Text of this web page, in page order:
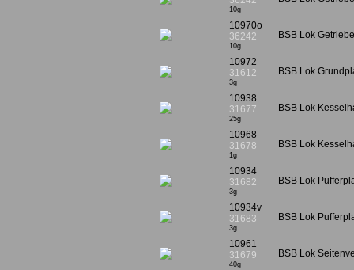
10g
10970o
36242
10g
BSB Lok
10972
31612
3g
BSB Lok
10938
31677
25g
BSB Lok
10968
31678
1g
BSB Lok
10934
31682
3g
BSB Lok
10934v
31683
3g
BSB Lok
10961
31679
40g
BSB Lok